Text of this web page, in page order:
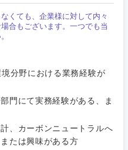
くても、企業様に対して内々
合もございます。一つでも当
分野における業務経験が
門にて実務経験がある、ま
、カーボンニュートラルへ
たは興味がある方